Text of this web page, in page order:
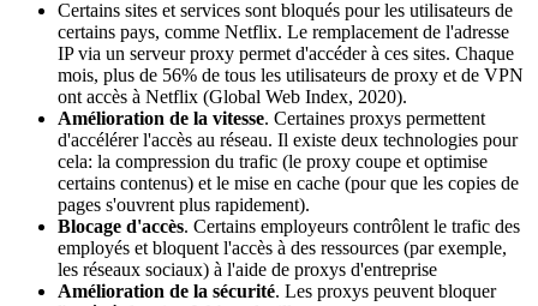
Certains sites et services sont bloqués pour les utilisateurs de
certains pays, comme Netflix. Le remplacement de l'adresse
IP via un serveur proxy permet d'accéder à ces sites. Chaque
mois, plus de 56% de tous les utilisateurs de proxy et de VPN
ont accès à Netflix (Global Web Index, 2020).
Amélioration de la vitesse. Certaines proxys permettent
d'accélérer l'accès au réseau. Il existe deux technologies pour
cela: la compression du trafic (le proxy coupe et optimise
certains contenus) et le mise en cache (pour que les copies de
pages s'ouvrent plus rapidement).
Blocage d'accès. Certains employeurs contrôlent le trafic des
employés et bloquent l'accès à des ressources (par exemple,
les réseaux sociaux) à l'aide de proxys d'entreprise
Amélioration de la sécurité. Les proxys peuvent bloquer